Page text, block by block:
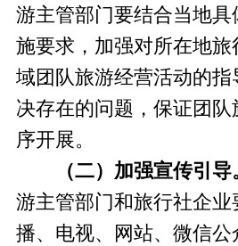
游主管部门要结合当地
施要求，加强对所在地旅
域团队旅游经营活动的
决存在的问题，保证团
序开展。
（二）加强宣传引导
游主管部门和旅行社企业
播、电视、网站、微信公